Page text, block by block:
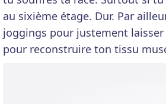
au sixième étage. Dur. Par
joggings pour justement
pour reconstruire ton tissu